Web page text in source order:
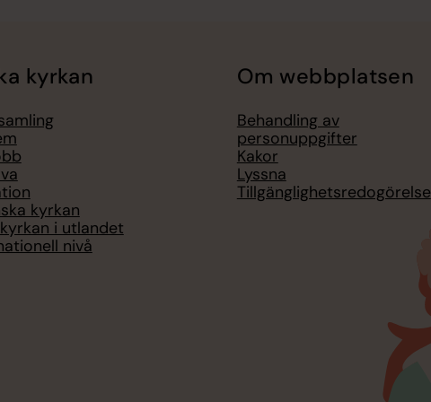
kyrkan
kyrkan
i utlandet
nivå
Om webbplatsen
Behandling av
personuppgifter
Kakor
Lyssna
Tillgänglighetsredogörelse